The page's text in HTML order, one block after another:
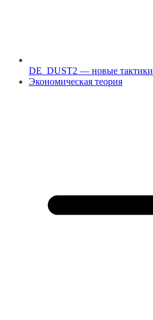
DE_DUST2 — новые тактики
Экономическая теория